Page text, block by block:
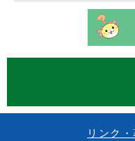
リンク